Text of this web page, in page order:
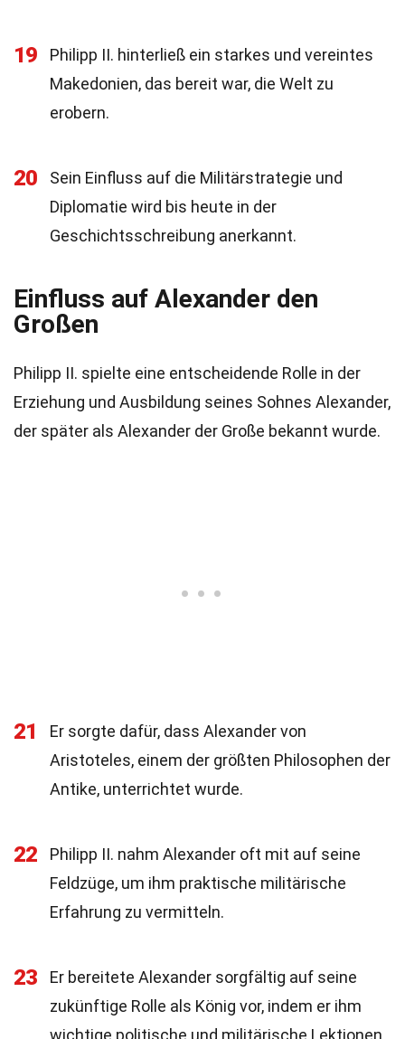
19
Philipp II. hinterließ ein starkes und vereintes
Makedonien, das bereit war, die Welt zu
erobern.
20
Sein Einfluss auf die Militärstrategie und
Diplomatie wird bis heute in der
Geschichtsschreibung anerkannt.
Einfluss auf Alexander den
Großen
Philipp II. spielte eine entscheidende Rolle in der
Erziehung und Ausbildung seines Sohnes Alexander,
der später als Alexander der Große bekannt wurde.
21
Er sorgte dafür, dass Alexander von
Aristoteles, einem der größten Philosophen der
Antike, unterrichtet wurde.
22
Philipp II. nahm Alexander oft mit auf seine
Feldzüge, um ihm praktische militärische
Erfahrung zu vermitteln.
23
Er bereitete Alexander sorgfältig auf seine
zukünftige Rolle als König vor, indem er ihm
wichtige politische und militärische Lektionen